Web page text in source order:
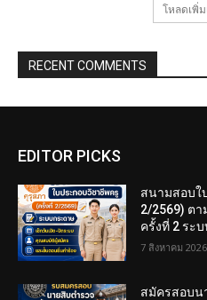
โหลดเพิ่
RECENT COMMENTS
EDITOR PICKS
สนามสอบใ
2/2569) ต
ครั้งที่ 2 ระ
7 สิงหาคม 2026
สมัครสอบน